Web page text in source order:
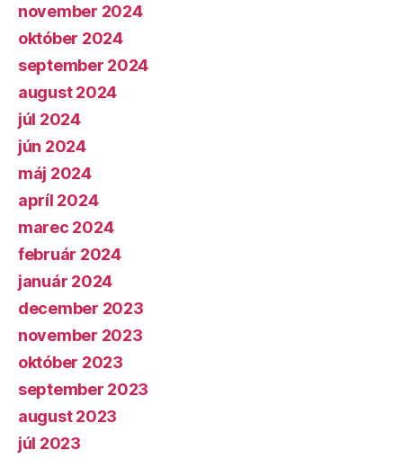
november 2024
október 2024
september 2024
august 2024
júl 2024
jún 2024
máj 2024
apríl 2024
marec 2024
február 2024
január 2024
december 2023
november 2023
október 2023
september 2023
august 2023
júl 2023